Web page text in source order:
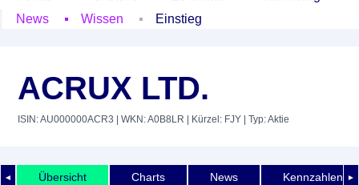
News
Wissen Einstieg
ACRUX LTD.
ISIN: AU000000ACR3 | WKN: A0B8LR | Kürzel: FJY | Typ: Aktie
◄ ►
Übersicht Charts News Kennzahlen